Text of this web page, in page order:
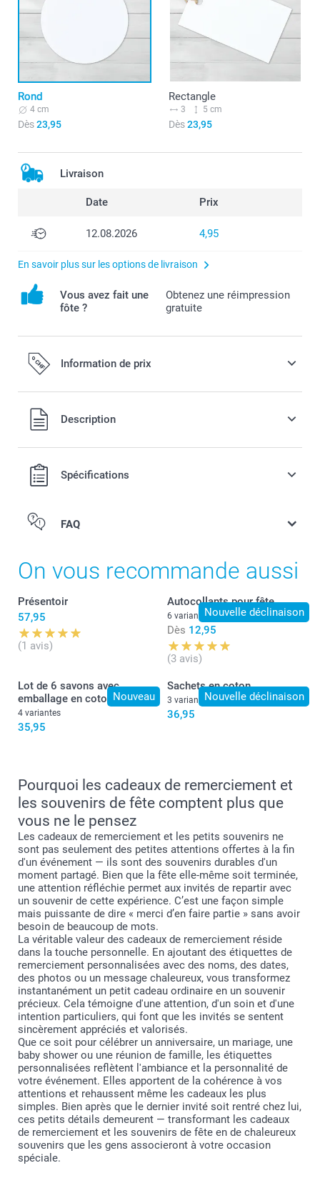
Rond
4 cm
Dès23,95
Rectangle
3 5 cm
Dès23,95
Livraison
Date Prix
12.08.2026 4,95
En savoir plus sur les options de livraison
Vous avez fait une
fôte ?
Obtenez une réimpression
gratuite
Information de prix
Tous les prix sont en francs suisses (CHF), TVA incluse et
hors frais de port.
Description
Spécifications
FAQ
On vous recommande aussi
Présentoir
57,95
(1 avis)
Nouvelle déclinaison
Autocollants pour fête
6 variantes
Dès 12,95
(3 avis)
Nouveau
Lot de 6 savons avec
emballage en coton
4 variantes
35,95
Nouvelle déclinaison
Sachets en coton
3 variantes
36,95
Pourquoi les cadeaux de remerciement et
les souvenirs de fête comptent plus que
vous ne le pensez
Les cadeaux de remerciement et les petits souvenirs ne
sont pas seulement des petites attentions offertes à la fin
d'un événement — ils sont des souvenirs durables d'un
moment partagé. Bien que la fête elle-même soit terminée,
une attention réfléchie permet aux invités de repartir avec
un souvenir de cette expérience. C’est une façon simple
mais puissante de dire « merci d’en faire partie » sans avoir
besoin de beaucoup de mots.
La véritable valeur des cadeaux de remerciement réside
dans la touche personnelle. En ajoutant des étiquettes de
remerciement personnalisées avec des noms, des dates,
des photos ou un message chaleureux, vous transformez
instantanément un petit cadeau ordinaire en un souvenir
précieux. Cela témoigne d'une attention, d'un soin et d'une
intention particuliers, qui font que les invités se sentent
sincèrement appréciés et valorisés.
Que ce soit pour célébrer un anniversaire, un mariage, une
baby shower ou une réunion de famille, les étiquettes
personnalisées reflètent l'ambiance et la personnalité de
votre événement. Elles apportent de la cohérence à vos
attentions et rehaussent même les cadeaux les plus
simples. Bien après que le dernier invité soit rentré chez lui,
ces petits détails demeurent — transformant les cadeaux
de remerciement et les souvenirs de fête en de chaleureux
souvenirs que les gens associeront à votre occasion
spéciale.